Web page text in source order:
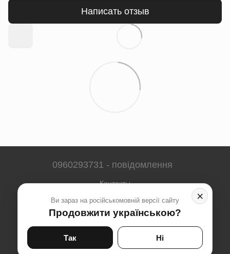
Написать отзыв
0960293731 - повідомлення
Контакты
Полная версия сайта
Карта сайта
×
Ви зараз на російськомовній версії сайту
Продовжити українською?
Так Ні